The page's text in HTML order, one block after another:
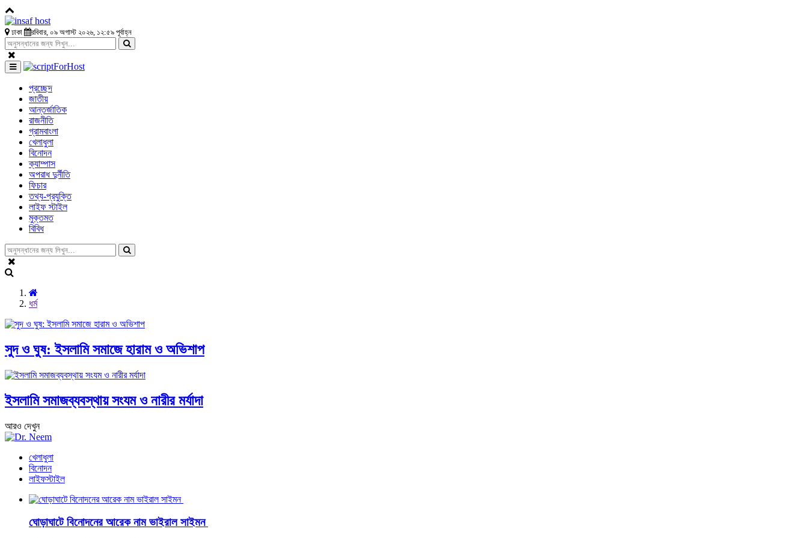
ঢাকা রবিবার, ০৯ অগাস্ট ২০২৬, ১২:৫৯ পূর্বাহ্ন
প্রচ্ছেদ
জাতীয়
আন্তর্জাতিক
রাজনীতি
গ্রামবাংলা
খেলাধুলা
বিনোদন
ক্যাম্পাস
অপরাধ দুর্নীতি
ফিচার
তথ্য-প্রযুক্তি
লাইফ স্টাইল
মুক্তমত
বিবিধ
ধর্ম
সুদ ও ঘুষ: ইসলামি সমাজে হারাম ও অভিশাপ
ইসলামি সমাজব্যবস্থায় সংযম ও নারীর মর্যাদা
আরও দেখুন
খেলাধুলা
বিনোদন
লাইফস্টাইল
ঘোড়াঘাটে বিনোদনের আরেক নাম ভাইরাল সাইমন